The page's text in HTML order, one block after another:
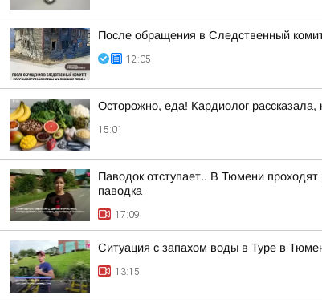
После обращения в Следственный
12:05
Осторожно, еда! Кардиолог
15:01
Паводок отступает.. В Тюмени
паводка
17:09
Ситуация с запахом воды в Туре в
13:15